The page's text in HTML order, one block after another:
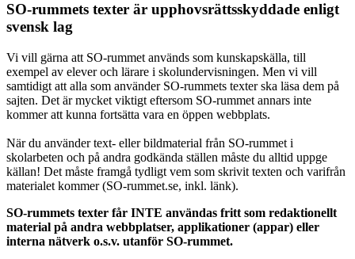
SO-rummets texter är upphovsrättsskyddade enligt
svensk lag
Vi vill gärna att SO-rummet används som kunskapskälla, till
exempel av elever och lärare i skolundervisningen. Men vi vill
samtidigt att alla som använder SO-rummets texter ska läsa dem på
sajten. Det är mycket viktigt eftersom SO-rummet annars inte
kommer att kunna fortsätta vara en öppen webbplats.
När du använder text- eller bildmaterial från SO-rummet i
skolarbeten och på andra godkända ställen måste du alltid uppge
källan! Det måste framgå tydligt vem som skrivit texten och varifrån
materialet kommer (SO-rummet.se, inkl. länk).
SO-rummets texter får INTE användas fritt som redaktionellt
material på andra webbplatser, applikationer (appar) eller
interna nätverk o.s.v. utanför SO-rummet.